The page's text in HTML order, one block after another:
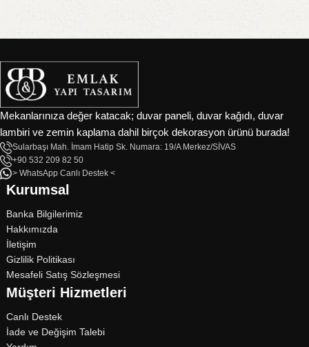
Hafik, Gürün, İmranlıbaşta olmak üzere tüm bölgeye veİç
Ürün Kategorilerimizle Her Alanda
Profesyonel Çözümler
✅Duvar Lambiri– İç mekanlarda sıcaklık ve estetik için
mükemmel seçenekler.
✅Tavan Lambiri– Modern ve rustik tavan uygulamaları için
dayanıklı ve şık çözümler.
özel dayanıklı kaplama sistemleri.
✅ Teras Zemin Kaplama
mekan zemin çözümleri.
✅Dış Cephe Kaplama– Doğal ahşap görünümüyle dış cephelerde
modern ve kalıcı uygulamalar.
çözümleri.
✅Masif Panel– Mobilya ve iç dekorasyon projeleri için yüksek
Mekanlarınıza değer katacak; duvar paneli, duvar kağıdı, duvar
lambiri ve zemin kaplama dahil birçok dekorasyon ürünü burada!
Sularbaşı Mah. İmam Hatip Sk. Numara: 19/A Merkez/SİVAS
+90 532 209 82 50
> WhatsApp Canlı Destek <
Kurumsal
Banka Bilgilerimiz
Hakkımızda
İletişim
Gizlilik Politikası
Mesafeli Satış Sözleşmesi
Müşteri Hizmetleri
Canlı Destek
İade ve Değişim Talebi